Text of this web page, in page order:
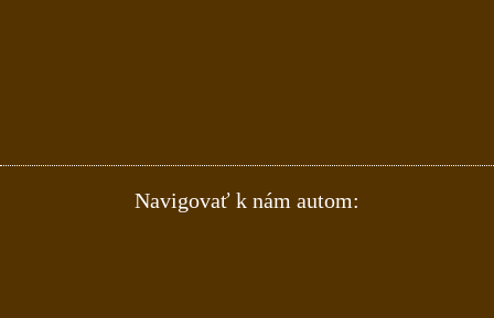
Navigovať k nám autom: